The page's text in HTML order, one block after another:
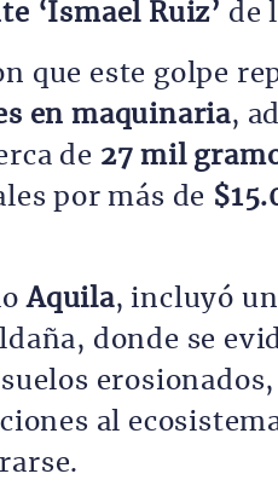
‘Ismael Ruiz’ de
que este golpe
en maquinaria,
de 27 mil
por más de
Aquila, incluyó un
donde se
al